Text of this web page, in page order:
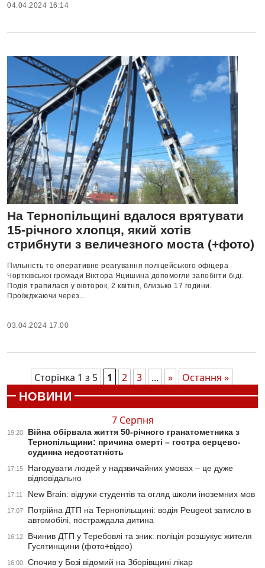
04.04.2024 16:14
На Тернопільщині вдалося врятувати
15-річного хлопця, який хотів
стрибнути з величезного моста (+фото)
Пильність то оперативне реагування поліцейського офіцера
Чортківської громади Віктора Яцишина допомогли запобігти біді.
Подія трапилася у вівторок, 2 квітня, близько 17 години.
Проїжджаючи через...
03.04.2024 17:00
Сторінка 1 з 5 1 2 3 ... »
Остання »
НОВИНИ
7 Серпня
19:20
Війна обірвала життя 50-річного гранатометника з
Тернопільщини: причина смерті – гостра серцево-
судинна недостатність
17:15
Нагодувати людей у надзвичайних умовах – це дуже
відповідально
17:11 New Brain: відгуки студентів та огляд школи іноземних мов
17:07
Потрійна ДТП на Тернопільщині: водія Peugeot затисло в
автомобілі, постраждала дитина
16:12
Вчинив ДТП у Теребовлі та зник: поліція розшукує жителя
Гусятинщини (фото+відео)
16:00 Спочив у Бозі відомий на Зборівщині лікар